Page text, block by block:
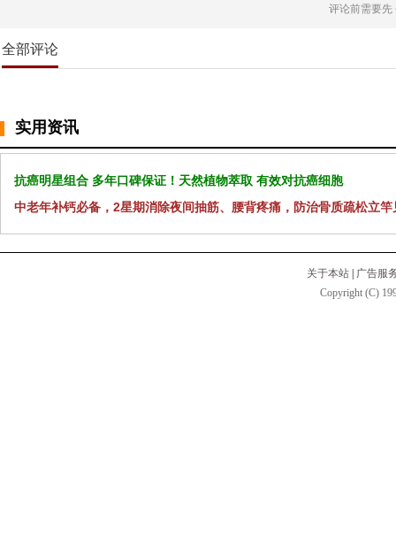
评论前需要先
全部评论
实用资讯
抗癌明星组合 多年口碑保证！天然植物萃取 有效对抗癌细胞
中老年补钙必备，2星期消除夜间抽筋、腰背疼痛，防治骨质疏松立竿
关于本站
广告服
Copyright (C)